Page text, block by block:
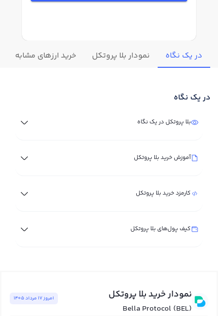
در یک نگاه نمودار بلا پروتکل خرید ارزهای مشابه
در یک نگاه
بلا پروتکل در یک نگاه
آموزش خرید بلا پروتکل
کارمزد خرید بلا پروتکل
کیف پول‌های بلا پروتکل
نمودار خرید بلا پروتکل
Bella Protocol (BEL)
امروز ١٧ مرداد ١٤٠٥